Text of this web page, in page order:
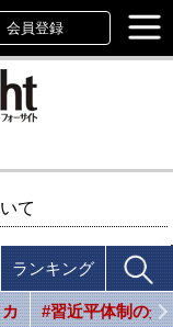
会員登録
て
ランキング
#習近平体制の光